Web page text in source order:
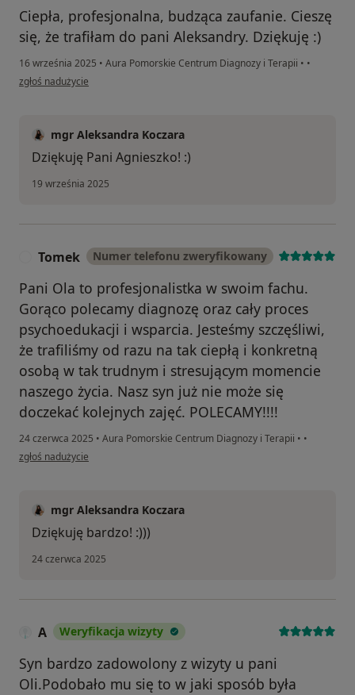
Ciepła, profesjonalna, budząca zaufanie. Cieszę
się, że trafiłam do pani Aleksandry. Dziękuję :)
16 września 2025 • Aura Pomorskie Centrum Diagnozy i Terapii • •
w opinii użytkownika Agnieszka
zgłoś nadużycie
mgr Aleksandra Koczara
Dziękuję Pani Agnieszko! :)
19 września 2025
Tomek Numer telefonu zweryfikowany
Pani Ola to profesjonalistka w swoim fachu.
Gorąco polecamy diagnozę oraz cały proces
psychoedukacji i wsparcia. Jesteśmy szczęśliwi,
że trafiliśmy od razu na tak ciepłą i konkretną
osobą w tak trudnym i stresującym momencie
naszego życia. Nasz syn już nie może się
doczekać kolejnych zajęć. POLECAMY!!!!
24 czerwca 2025 • Aura Pomorskie Centrum Diagnozy i Terapii • •
w opinii użytkownika Tomek
zgłoś nadużycie
mgr Aleksandra Koczara
Dziękuję bardzo! :)))
24 czerwca 2025
A Weryfikacja wizyty
Syn bardzo zadowolony z wizyty u pani
Oli.Podobało mu się to w jaki sposób była